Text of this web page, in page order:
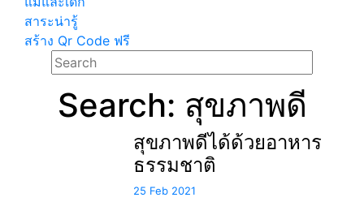
สาระน่ารู้
สร้าง Qr Code ฟรี
Search: สุขภาพดี
สุขภาพดีได้ด้วยอาหาร
ธรรมชาติ
25 Feb 2021